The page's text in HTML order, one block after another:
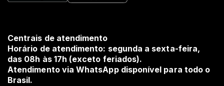
Centrais de atendimento
Horário de atendimento: segunda a sexta-feira,
das 08h às 17h (exceto feriados).
Atendimento via WhatsApp disponível para todo o
Brasil.